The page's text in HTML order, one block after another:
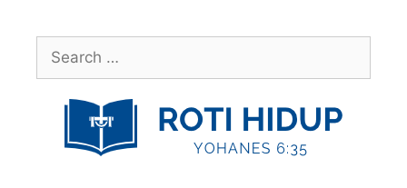
contentSearch
for: